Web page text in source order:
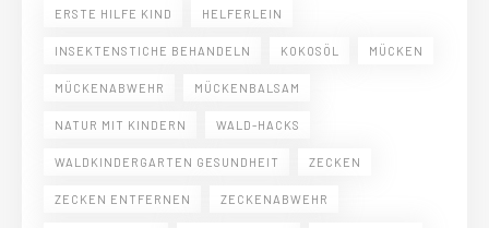
ERSTE HILFE KIND HELFERLEIN
INSEKTENSTICHE BEHANDELN KOKOSÖL MÜCKEN
MÜCKENABWEHR MÜCKENBALSAM
NATUR MIT KINDERN WALD-HACKS
WALDKINDERGARTEN GESUNDHEIT ZECKEN
ZECKEN ENTFERNEN ZECKENABWEHR